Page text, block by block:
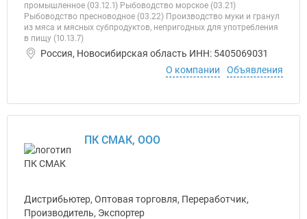
промышленное (03.12.1) Рыбоводство морское (03.21)
Рыбоводство пресноводное (03.22) Производство муки и гранул
из мяса и мясных субпродуктов, непригодных для употребления
в пищу (10.13.7)
Россия, Новосибирская область ИНН: 5405069031
О компании
Объявления
ПК СМАК, ООО
Дистрибьютер, Оптовая торговля, Переработчик,
Производитель, Экспортер